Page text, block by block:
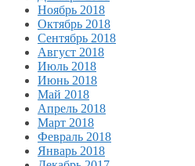
Ноябрь 2018
Октябрь 2018
Сентябрь 2018
Август 2018
Июль 2018
Июнь 2018
Май 2018
Апрель 2018
Март 2018
Февраль 2018
Январь 2018